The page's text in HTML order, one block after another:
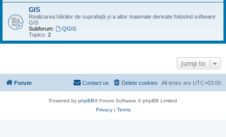
GIS
Realizarea hărților de suprafață și a altor materiale derivate folosind software
GIS
Subforum:
QGIS
Topics: 2
Jump to
Forum All times are UTC+03:00
Delete cookies
Contact us
Powered by phpBB® Forum Software © phpBB Limited
Privacy| Terms